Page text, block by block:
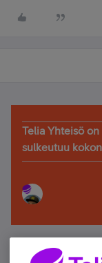
Telia Yhteisö
sulkeutuu